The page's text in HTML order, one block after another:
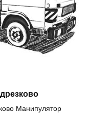
Манипулятор